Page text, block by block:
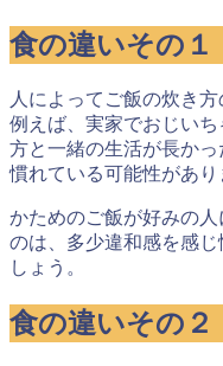
食の違いその１
人によってご飯の炊き
例えば、実家でおじい
方と一緒の生活が長か
慣れている可能性があり
かためのご飯が好みの
のは、多少違和感を感
しょう。
食の違いその２